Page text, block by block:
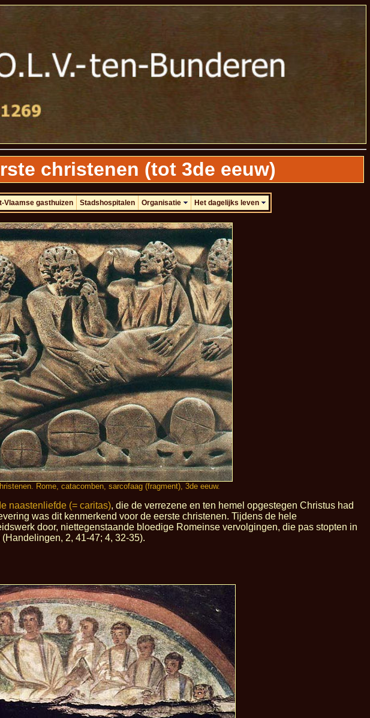
christenen (tot 3de eeuw)
Vlaamse gasthuizen Stadshospitalen Organisatie Het dagelijks leven
Rome, catacomben, sarcofaag (fragment), 3de eeuw.
naastenliefde (= caritas), die de verrezene en ten hemel opgestegen Christus had
was dit kenmerkend voor de eerste christenen. Tijdens de hele
door, niettegenstaande bloedige Romeinse vervolgingen, die pas stopten in
2, 41-47; 4, 32-35).